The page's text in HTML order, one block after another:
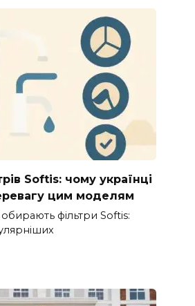
Softis: чому українці
цим моделям
фільтри Softis: